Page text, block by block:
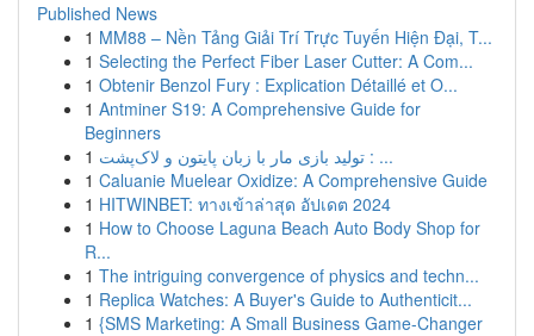
Published News
1 MM88 – Nền Tảng Giải Trí Trực Tuyến Hiện Đại, T...
1 Selecting the Perfect Fiber Laser Cutter: A Com...
1 Obtenir Benzol Fury : Explication Détaillé et O...
1 Antminer S19: A Comprehensive Guide for
Beginners
1
تولید بازی مار با زبان پایتون و لاک‌پشت : ...
1 Caluanie Muelear Oxidize: A Comprehensive Guide
1 HITWINBET: ทางเข้าล่าสุด อัปเดต 2024
1 How to Choose Laguna Beach Auto Body Shop for
R...
1 The intriguing convergence of physics and techn...
1 Replica Watches: A Buyer's Guide to Authenticit...
1 {SMS Marketing: A Small Business Game-Changer